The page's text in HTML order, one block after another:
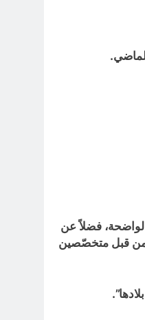
فضلاً عن
من قبل متخصّصين